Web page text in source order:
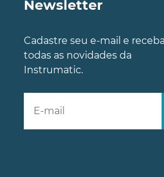
Newsletter
Cadastre seu e-mail e receba
todas as novidades da
Instrumatic.